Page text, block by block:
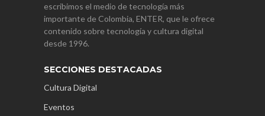
escribimos el medio de tecnología más
importante de Colombia, ENTER, que le ofrece
contenido sobre tecnología y cultura digital
desde 1996.
SECCIONES DESTACADAS
Cultura Digital
Eventos